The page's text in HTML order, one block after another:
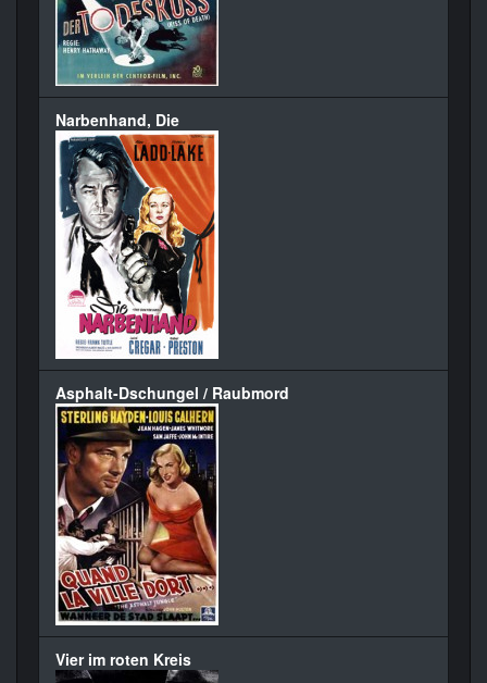
Narbenhand, Die
Asphalt-Dschungel / Raubmord
Vier im roten Kreis